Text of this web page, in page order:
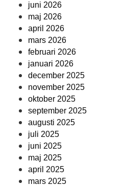
juni 2026
maj 2026
april 2026
mars 2026
februari 2026
januari 2026
december 2025
november 2025
oktober 2025
september 2025
augusti 2025
juli 2025
juni 2025
maj 2025
april 2025
mars 2025